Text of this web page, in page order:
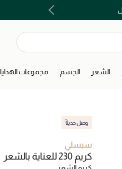
الشعر الجسم مجموعات الهدايا
وصل حديثاً
سيسلي
كريم 230 للعناية بالشعر